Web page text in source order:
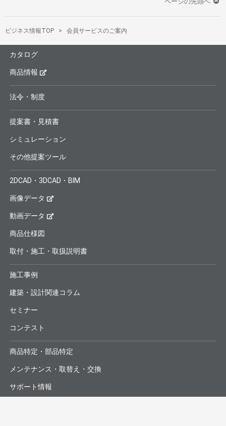
ビジネス情報TOP 会員サービスのご案内
カタログ
商品情報
法令・制度
提案書・見積書
シミュレーション
その他提案ツール
2DCAD・3DCAD・BIM
画像データ
動画データ
商品仕様図
取付・施工・取扱説明書
施工事例
建築・設計関連コラム
セミナー
コンテスト
商品特定・部品特定
メンテナンス・取替え・交換
サポート情報